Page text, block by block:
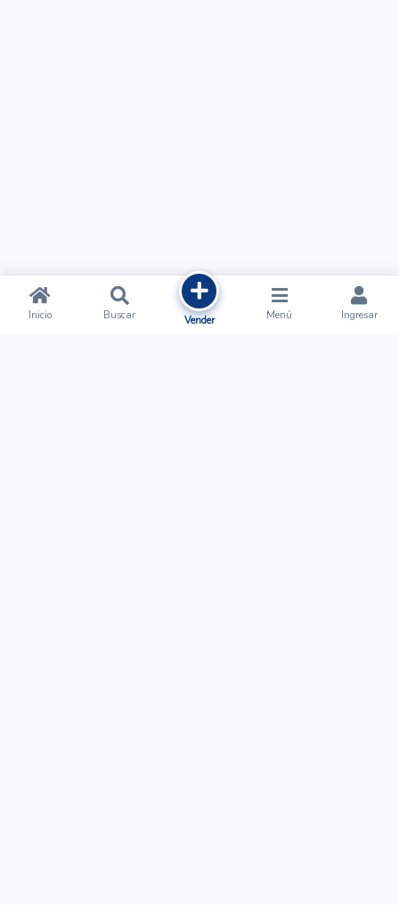
Inicio Buscar Vender Menú Ingresar